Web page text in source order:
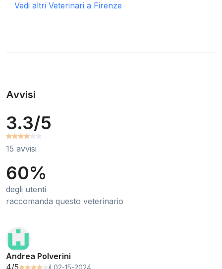
Vedi altri Veterinari a Firenze
Avvisi
3.3/5
15 avvisi
60%
degli utenti
raccomanda questo veterinario
Andrea Polverini
il 02-15-2024